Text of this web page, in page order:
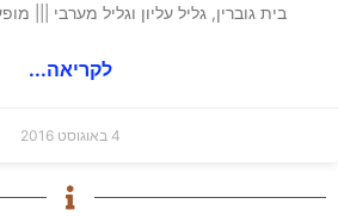
בית גוברין, גליל עליון וגליל מערבי |||
לקריאה...
4 באוגוסט 2016